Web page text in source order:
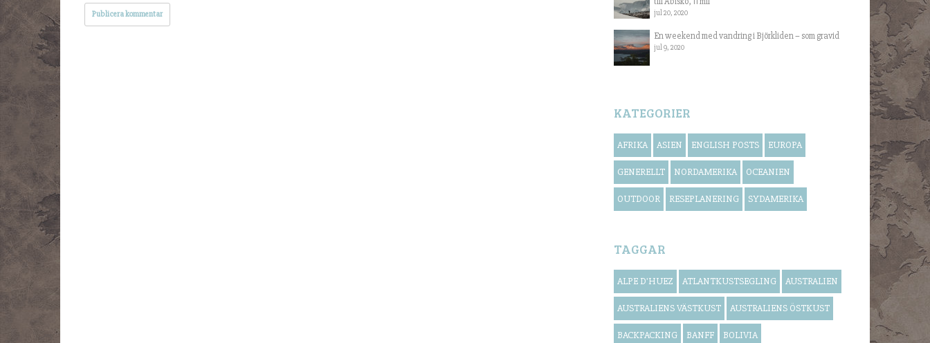
jul 20, 2020
En weekend med vandring i Björkliden – som gravid
jul 9, 2020
KATEGORIER
AFRIKA ASIEN ENGLISH POSTS EUROPA
GENERELLT NORDAMERIKA OCEANIEN
OUTDOOR RESEPLANERING SYDAMERIKA
TAGGAR
ALPE D'HUEZ ATLANTKUSTSEGLING AUSTRALIEN
AUSTRALIENS VÄSTKUST AUSTRALIENS ÖSTKUST
BACKPACKING BANFF BOLIVIA